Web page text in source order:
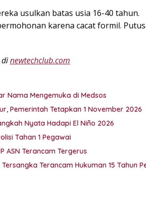
usulkan batas usia 16-40 tahun.
karena cacat formil.
dinewtechclub.com
Nama Mengemuka di Medsos
Pemerintah Tetapkan 1 November 2026
Nyata Hadapi El Niño 2026
Tahan 1 Pegawai
ASN Terancam Tergerus
Terancam Hukuman 15 Tahun